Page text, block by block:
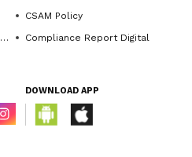
CSAM Policy
Compliance Report Digital
DOWNLOAD APP